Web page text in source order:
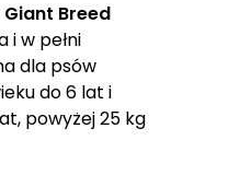
Giant Breed
i w pełni
dla psów
do 6 lat i
powyżej 25 kg